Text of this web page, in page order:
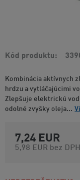
Kód produktu
Kombinácia aktívnych
hrdzu a vytláčajúcimi
Zlepšuje elektrickú
odolné zvyšky oleja...
7,24 EUR
5,98 EUR bez DPH